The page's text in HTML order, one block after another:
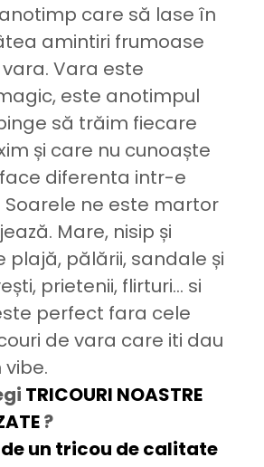
care să lase în
amintiri frumoase
Vara este
este anotimpul
să trăim fiecare
și care nu cunoaște
face diferenta intr-e
Soarele ne este martor
Mare, nisip și
plajă, pălării, sandale și
prietenii, flirturi... si
perfect fara cele
de vara care iti dau
TRICOURI NOASTRE
?
un tricou decalitate